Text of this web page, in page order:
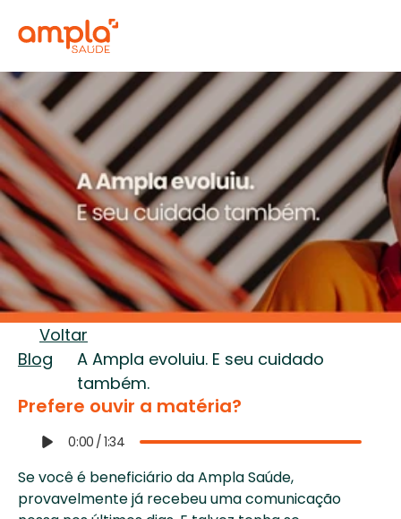
Voltar
Blog
A Ampla evoluiu. E seu cuidado
também.
Prefere ouvir a matéria?
0:00 /1:34
Se você é beneficiário da Ampla Saúde,
provavelmente já recebeu uma comunicação